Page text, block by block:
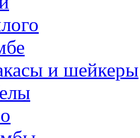
и шейкеры